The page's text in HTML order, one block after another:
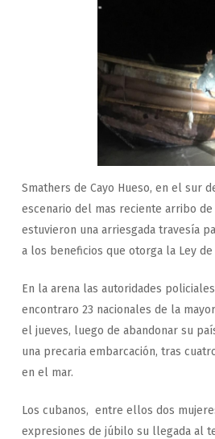
Smathers de Cayo Hueso, en el sur
escenario del mas reciente arribo
estuvieron una arriesgada travesía
a los beneficios que otorga la Ley de
En la arena las autoridades
encontraro 23 nacionales de la
el jueves, luego de abandonar su
una precaria embarcación, tras
en el mar.
Los cubanos, entre ellos dos
expresiones de júbilo su llegada al